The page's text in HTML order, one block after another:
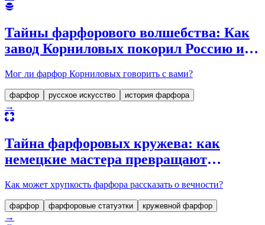
Тайны фарфорового волшебства: Как
завод Корниловых покорил Россию и
Мог ли фарфор Корниловых говорить с вами?
фарфор русское искусство история фарфора
→
Тайна фарфоровых кружева: как
немецкие мастера превращают
Как может хрупкость фарфора рассказать о вечности?
фарфор фарфоровые статуэтки кружевной фарфор
→